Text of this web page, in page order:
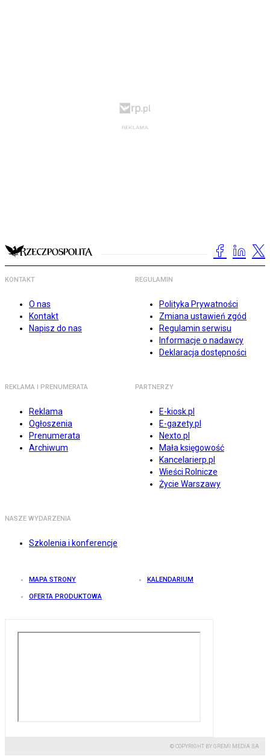
KONTAKT
O nas
Kontakt
Napisz do nas
REGULAMIN
Polityka Prywatności
Zmiana ustawień zgód
Regulamin serwisu
Informacje o nadawcy
Deklaracja dostępności
REKLAMA I PRENUMERATA
Reklama
Ogłoszenia
Prenumerata
Archiwum
PARTNERZY
E-kiosk.pl
E-gazety.pl
Nexto.pl
Mała księgowość
Kancelarierp.pl
Wieści Rolnicze
Życie Warszawy
NASZE WYDARZENIA
Szkolenia i konferencje
MAPA STRONY KALENDARIUM
OFERTA PRODUKTOWA
© COPYRIGHT BY GREMI MEDIA SA